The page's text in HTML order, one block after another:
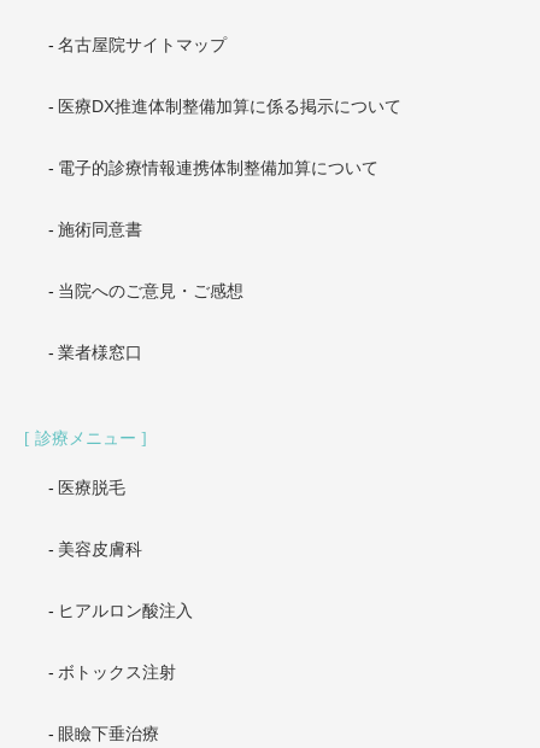
名古屋院サイトマップ
医療DX推進体制整備加算に係る掲示について
電子的診療情報連携体制整備加算について
施術同意書
当院へのご意見・ご感想
業者様窓口
診療メニュー
医療脱毛
美容皮膚科
ヒアルロン酸注入
ボトックス注射
眼瞼下垂治療